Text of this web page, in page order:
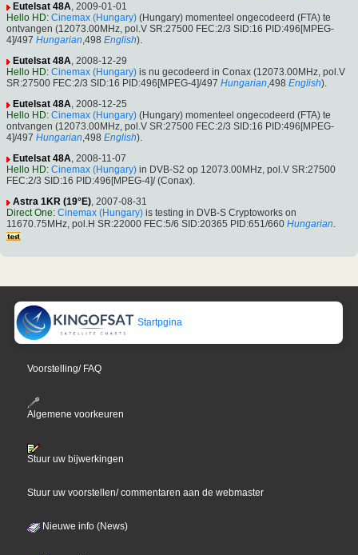
Eutelsat 48A, 2009-01-01
Hello HD: Cinemax (Hungary) (Hungary) momenteel ongecodeerd (FTA) te
ontvangen (12073.00MHz, pol.V SR:27500 FEC:2/3 SID:16 PID:496[MPEG-
4]/497 Hungarian,498 English).
Eutelsat 48A, 2008-12-29
Hello HD: Cinemax (Hungary) is nu gecodeerd in Conax (12073.00MHz, pol.V
SR:27500 FEC:2/3 SID:16 PID:496[MPEG-4]/497 Hungarian,498 English).
Eutelsat 48A, 2008-12-25
Hello HD: Cinemax (Hungary) (Hungary) momenteel ongecodeerd (FTA) te
ontvangen (12073.00MHz, pol.V SR:27500 FEC:2/3 SID:16 PID:496[MPEG-
4]/497 Hungarian,498 English).
Eutelsat 48A, 2008-11-07
Hello HD: Cinemax (Hungary) in DVB-S2 op 12073.00MHz, pol.V SR:27500
FEC:2/3 SID:16 PID:496[MPEG-4]/ (Conax).
Astra 1KR (19°E), 2007-08-31
Direct One: Cinemax (Hungary) is testing in DVB-S Cryptoworks on
11670.75MHz, pol.H SR:22000 FEC:5/6 SID:20365 PID:651/660 Hungarian.
Startpgina
Voorstelling/ FAQ
Algemene voorkeuren
Stuur uw bijwerkingen
Stuur uw voorstellen/ commentaren aan de webmaster
Nieuwe info (News)